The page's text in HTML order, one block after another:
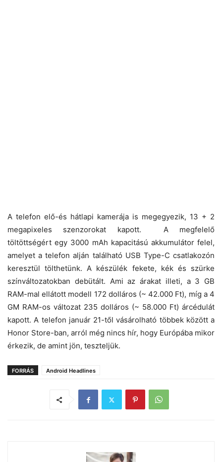
A telefon elő-és hátlapi kamerája is megegyezik, 13 + 2
megapixeles szenzorokat kapott. A megfelelő
töltöttségért egy 3000 mAh kapacitású akkumulátor felel,
amelyet a telefon alján található USB Type-C csatlakozón
keresztül tölthetünk. A készülék fekete, kék és szürke
színváltozatokban debütált. Ami az árakat illeti, a 3 GB
RAM-mal ellátott modell 172 dolláros (~ 42.000 Ft), míg a 4
GM RAM-os változat 235 dolláros (~ 58.000 Ft) árcédulát
kapott. A telefon január 21-től vásárolható többek között a
Honor Store-ban, arról még nincs hír, hogy Európába mikor
érkezik, de amint jön, teszteljük.
FORRÁS Android Headlines